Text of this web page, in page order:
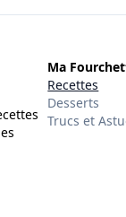
Ma
Recettes
Desserts
Trucs et